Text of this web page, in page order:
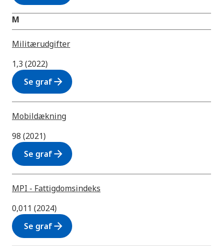
M
Militærudgifter
1,3 (2022)
Se grafarrow_forward
Mobildækning
98 (2021)
Se grafarrow_forward
MPI - Fattigdomsindeks
0,011 (2024)
Se grafarrow_forward